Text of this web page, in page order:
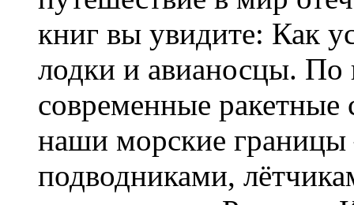
книг вы увидите: Как
лодки и авианосцы.
современные ракетные
наши морские
подводниками,